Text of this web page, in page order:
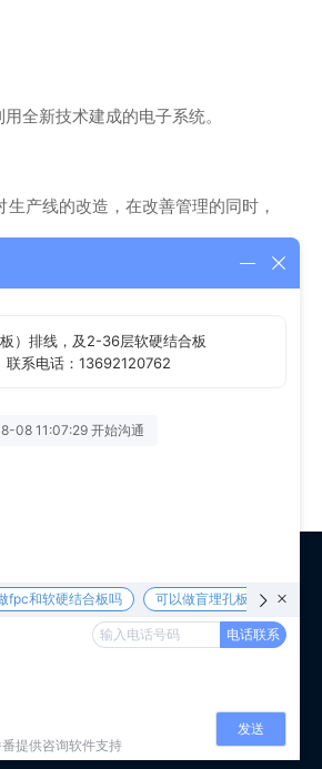
全新技术建成的电子系统。
产线的改造，在改善管理的同时，
程是，员工上班刷卡，现场作业要
之后，后进行报检。
WeChat